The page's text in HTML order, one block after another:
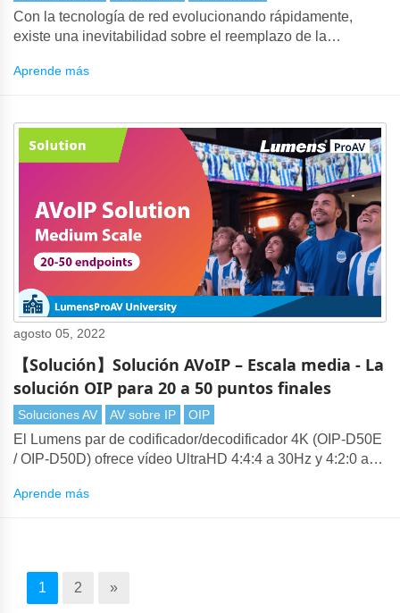
Con la tecnología de red evolucionando rápidamente,
existe una inevitabilidad sobre el reemplazo de la
de IP. Sin embargo, con tantas AV sobre IP soluciones en
consideraciones, comenzando con el costo general del
sistema.
Aprende más
agosto 05, 2022
【Solución】Solución AVoIP – Escala media - La
solución OIP para 20 a 50 puntos finales
Soluciones AV AV sobre IP OIP
El Lumens par de codificador/decodificador 4K (OIP-D50E
/ OIP-D50D) ofrece vídeo UltraHD 4:4:4 a 30Hz y 4:2:0 a
4K visualmente sin pérdidas que se puede transmitir a
Aprende más
1 2 »